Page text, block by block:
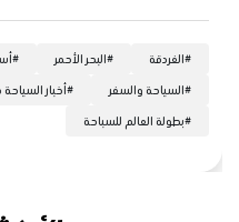
#الغردقة #البحر الأحمر #
#السياحة والسفر #أخبار
#بطولة العالم للسباحة